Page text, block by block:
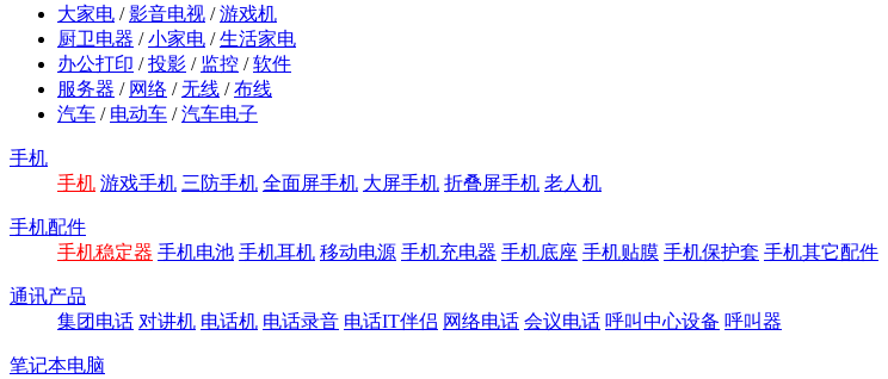
大家电 /影音电视 /游戏机
厨卫电器 /小家电 /生活家电
办公打印 /投影 / 监控 /软件
服务器 / 网络 /无线 /布线
汽车 / 电动车 /汽车电子
手机
手机 游戏手机 三防手机 全面屏手机 大屏手机 折叠屏手机 老人机
手机配件
手机稳定器 手机电池 手机耳机 移动电源 手机充电器 手机底座 手机贴膜 手机保护套 手机其它配件
通讯产品
集团电话 对讲机 电话机 电话录音 电话IT伴侣 网络电话 会议电话 呼叫中心设备 呼叫器
笔记本电脑